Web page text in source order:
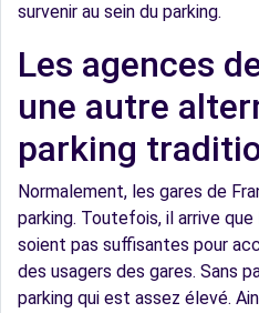
survenir au sein du parking.
Les agences
une autre
parking
Normalement, les gares de
parking. Toutefois, il arrive
soient pas suffisantes pour
des usagers des gares. Sans
parking qui est assez élevé.